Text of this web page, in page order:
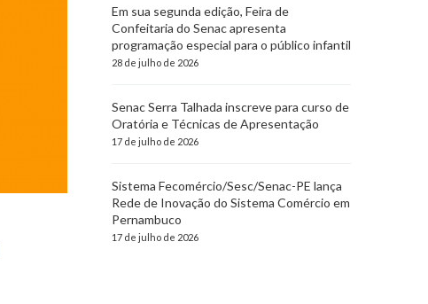
Em sua segunda edição, Feira de
Confeitaria do Senac apresenta
programação especial para o público infantil
28 de julho de 2026
Senac Serra Talhada inscreve para curso de
Oratória e Técnicas de Apresentação
17 de julho de 2026
Sistema Fecomércio/Sesc/Senac-PE lança
Rede de Inovação do Sistema Comércio em
Pernambuco
17 de julho de 2026